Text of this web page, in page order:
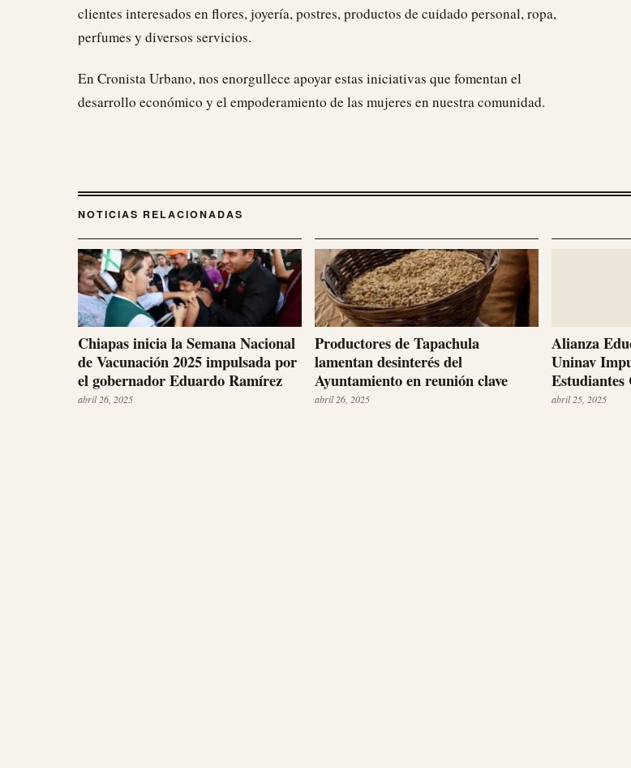
clientes interesados en flores, joyería, postres, productos de cuidado personal, ropa,
perfumes y diversos servicios.
En Cronista Urbano, nos enorgullece apoyar estas iniciativas que fomentan el
desarrollo económico y el empoderamiento de las mujeres en nuestra comunidad.
NOTICIAS RELACIONADAS
Chiapas inicia la Semana Nacional
de Vacunación 2025 impulsada por
el gobernador Eduardo Ramírez
abril 26, 2025
Productores de Tapachula
lamentan desinterés del
Ayuntamiento en reunión clave
abril 26, 2025
Alianza
Uninav
Estudiantes
abril 25, 2025